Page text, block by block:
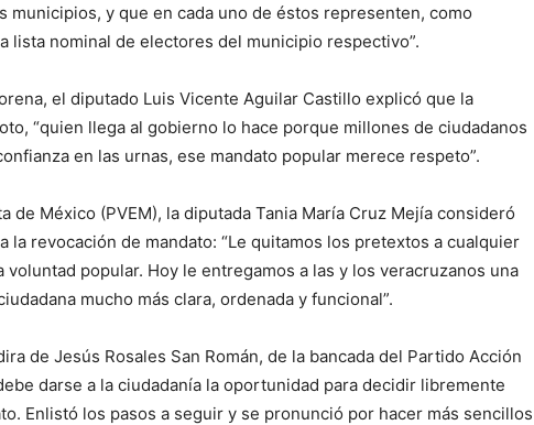
municipios, y que en cada uno de éstos representen, como
lista nominal de electores del municipio respectivo”.
el diputado Luis Vicente Aguilar Castillo explicó que la
“quien llega al gobierno lo hace porque millones de ciudadanos
en las urnas, ese mandato popular merece respeto”.
de México (PVEM), la diputada Tania María Cruz Mejía consideró
la revocación de mandato: “Le quitamos los pretextos a cualquier
popular. Hoy le entregamos a las y los veracruzanos una
mucho más clara, ordenada y funcional”.
de Jesús Rosales San Román, de la bancada del Partido Acción
darse a la ciudadanía la oportunidad para decidir libremente
Enlistó los pasos a seguir y se pronunció por hacer más sencillos